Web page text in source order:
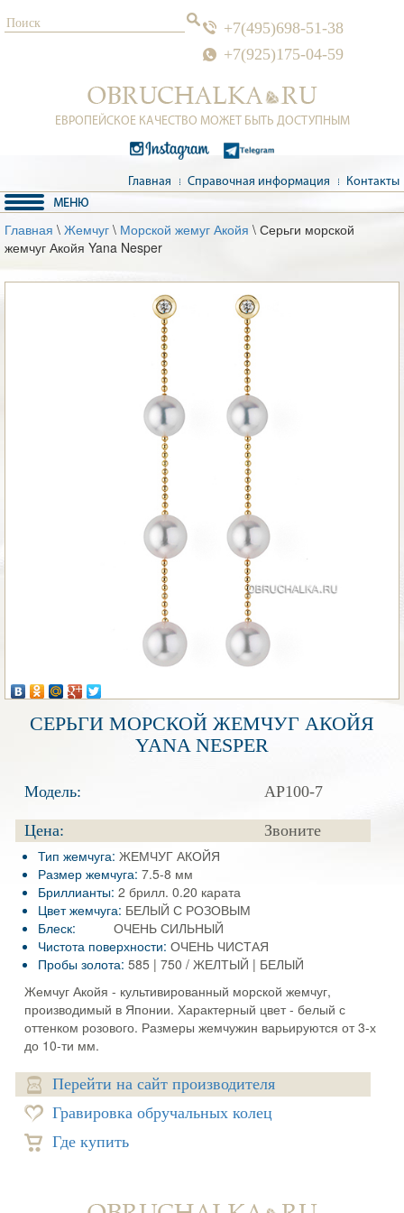
+7(495)698-51-38
+7(925)175-04-59
ЕВРОПЕЙСКОЕ КАЧЕСТВО МОЖЕТ БЫТЬ ДОСТУПНЫМ
Главная Справочная информация Контакты
Главная \ Жемчуг \ Морской жемуг Акойя \ Серьги морской
жемчуг Акойя Yana Nesper
СЕРЬГИ МОРСКОЙ ЖЕМЧУГ АКОЙЯ
YANA NESPER
Модель: AP100-7
Цена:
Звоните
Тип жемчуга: ЖЕМЧУГ АКОЙЯ
Размер жемчуга: 7.5-8 мм
Бриллианты: 2 брилл. 0.20 карата
Цвет жемчуга: БЕЛЫЙ С РОЗОВЫМ
Блеск:
ОЧЕНЬ СИЛЬНЫЙ
Чистота поверхности: ОЧЕНЬ ЧИСТАЯ
Пробы золота: 585 | 750 / ЖЕЛТЫЙ | БЕЛЫЙ
Жемчуг Акойя - культивированный морской жемчуг,
производимый в Японии. Характерный цвет - белый с
оттенком розового. Размеры жемчужин варьируются от 3-х
до 10-ти мм.
Перейти на сайт производителя
Гравировка обручальных колец
Где купить